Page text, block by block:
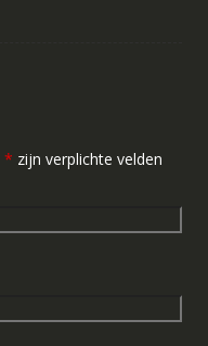
* zijn verplichte velden